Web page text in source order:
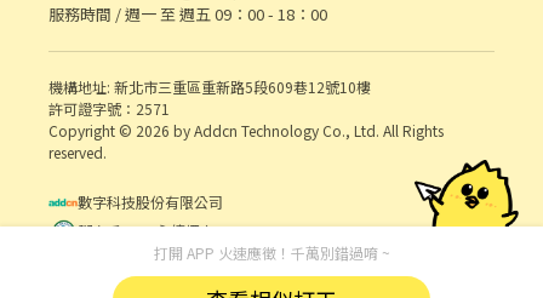
接受重複性工作且獨立作業 時間：09:00-18:00 週一至週日配合部
(要加@) 加入後請先提供姓名+電話+應徵的職缺截圖 以便後續流程
快速推進🌟
服務時間 / 週一 至 週五 09：00 - 18：00
機構地址: 新北市三重區重新路5段609巷12號10樓
許可證字號：2571
Copyright © 2026 by Addcn Technology Co., Ltd. All Rights
reserved.
數字科技股份有限公司
鄧白氏 ESG 永續標章
打開 APP 火速應徵！千萬別錯過唷 ~